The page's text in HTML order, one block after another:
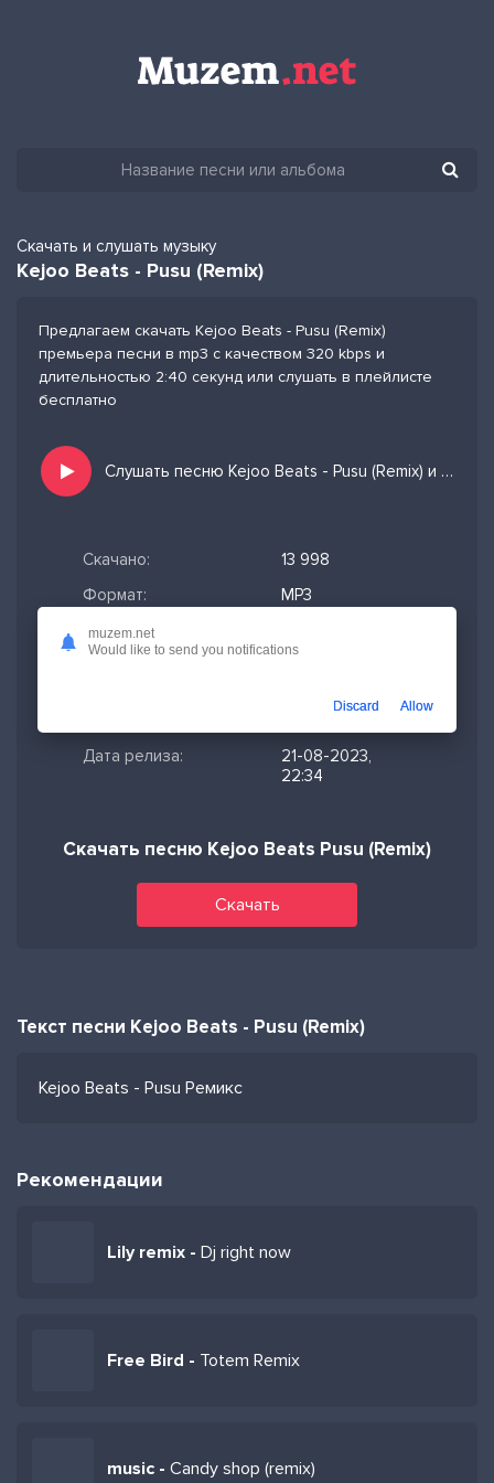
Скачать и слушать музыку
Kejoo Beats - Pusu (Remix)
Предлагаем скачать Kejoo Beats - Pusu (Remix)
премьера песни в mp3 с качеством 320 kbps и
длительностью 2:40 секунд или слушать в плейлисте
бесплатно
Слушать песню Kejoo Beats - Pusu (Remix) и добавить в избранных
Скачано:
13 998
Формат:
MP3
Длительность:
320 кбит/с,
Дата релиза:
21-08-2023,
22:34
Скачать песню Kejoo Beats Pusu (Remix)
Скачать
Текст песни Kejoo Beats - Pusu (Remix)
Kejoo Beats - Pusu Ремикс
Рекомендации
Lily remix - Dj right now
Free Bird - Totem Remix
music - Candy shop (remix)
muzem.net
Would like to send you notifications
Discard Allow